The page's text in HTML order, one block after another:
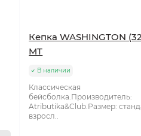
Кепка WASHINGTON
MT
В наличии
Классическая
бейсболка.Производитель:
Atributika&Club.Размер:
взросл..